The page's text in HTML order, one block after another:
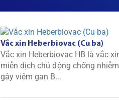
Vắc xin Heberbiovac (Cu ba)
Vắc xin Heberbiovac HB là vắc
miễn dịch chủ động chống
gây viêm gan B...